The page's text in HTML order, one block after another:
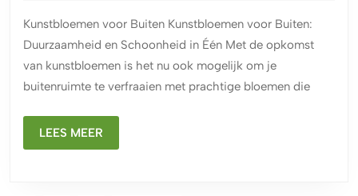
Duurzaamheid
en
Schoonheid
Kunstbloemen voor Buiten Kunstbloemen voor Buiten:
Duurzaamheid en Schoonheid in Één Met de opkomst
van kunstbloemen is het nu ook mogelijk om je
buitenruimte te verfraaien met prachtige bloemen die
LEES MEER
MEER